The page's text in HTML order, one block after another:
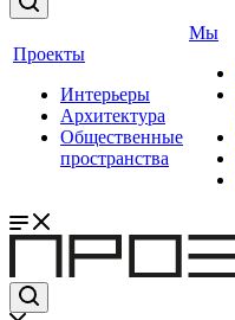
Проекты
Интерьеры
Архитектура
Общественные
пространства
Мы